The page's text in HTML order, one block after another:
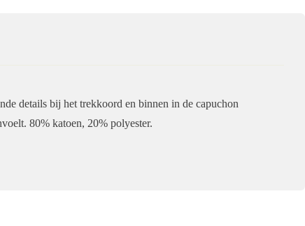
details bij het trekkoord en binnen in de capuchon
80% katoen, 20% polyester.